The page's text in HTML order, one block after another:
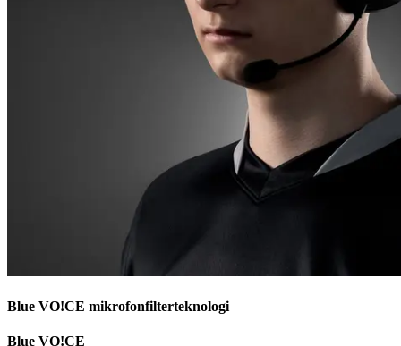
Blue VO!CE mikrofonfilterteknologi
Blue VO!CE